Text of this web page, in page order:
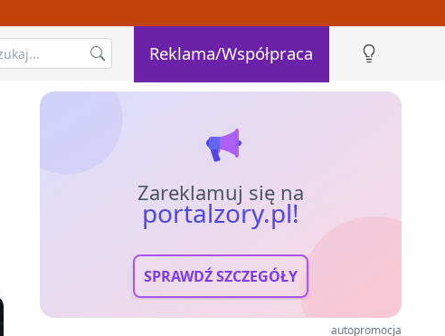
Reklama/Współpraca
Zareklamuj się na
portalzory.pl!
SPRAWDŹ SZCZEGÓŁY
autopromocja